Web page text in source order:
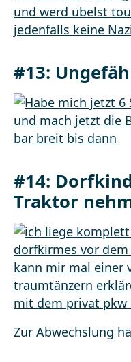
#13:
#14:
Traktor
Zur Abwechslung